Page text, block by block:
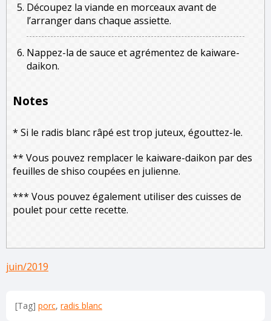
Découpez la viande en morceaux avant de
l’arranger dans chaque assiette.
Nappez-la de sauce et agrémentez de kaiware-
daikon.
Notes
* Si le radis blanc râpé est trop juteux, égouttez-le.
** Vous pouvez remplacer le kaiware-daikon par des
feuilles de shiso coupées en julienne.
*** Vous pouvez également utiliser des cuisses de
poulet pour cette recette.
juin/2019
[Tag] porc, radis blanc